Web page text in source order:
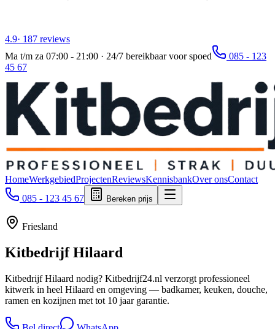
4.9· 187 reviews
Ma t/m za 07:00 - 21:00 · 24/7 bereikbaar voor spoed
085 - 123
45 67
HomeWerkgebiedProjectenReviewsKennisbankOver onsContact
085 - 123 45 67
Bereken prijs
Friesland
KitbedrijfHilaard
Kitbedrijf Hilaard nodig? Kitbedrijf24.nl verzorgt professioneel
kitwerk in heel Hilaard en omgeving — badkamer, keuken, douche,
ramen en kozijnen met tot 10 jaar garantie.